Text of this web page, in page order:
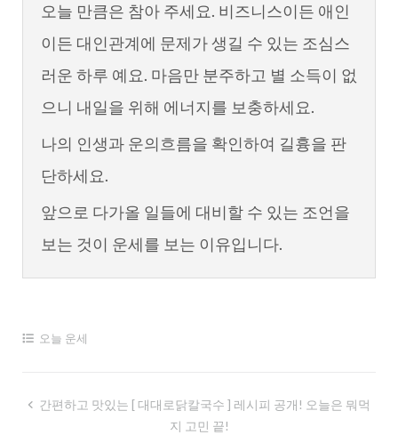
오늘 만큼은 참아 주세요. 비즈니스이든 애인
이든 대인관계에 문제가 생길 수 있는 조심스
러운 하루 예요. 마음만 분주하고 별 소득이 없
으니 내일을 위해 에너지를 보충하세요.
나의 인생과 운의흐름을 확인하여 길흉을 판
단하세요.
앞으로 다가올 일들에 대비할 수 있는 조언을
보는 것이 운세를 보는 이유입니다.
오늘 운세
글간편하고 맛있는 [ 대대로닭칼국수 ] 레시피 공개! 오늘은 뭐먹
지 고민 끝!